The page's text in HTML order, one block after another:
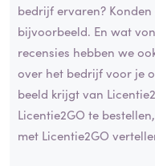
bedrijf ervaren?
bijvoorbeeld. En wat
recensies hebben we
over het bedrijf voor je
beeld krijgt van
Licentie2GO te
met Licentie2GO